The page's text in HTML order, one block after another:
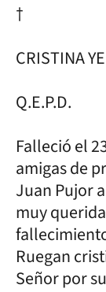
†
CRISTINA
Q.E.P.D.
Falleció el
amigas de
Juan Pujor
muy
Ruegan
Señor por